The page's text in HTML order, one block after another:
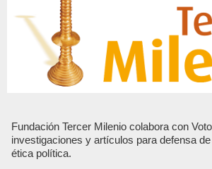
Fundación Tercer Milenio colabora con
investigaciones y artículos para defensa
ética política.